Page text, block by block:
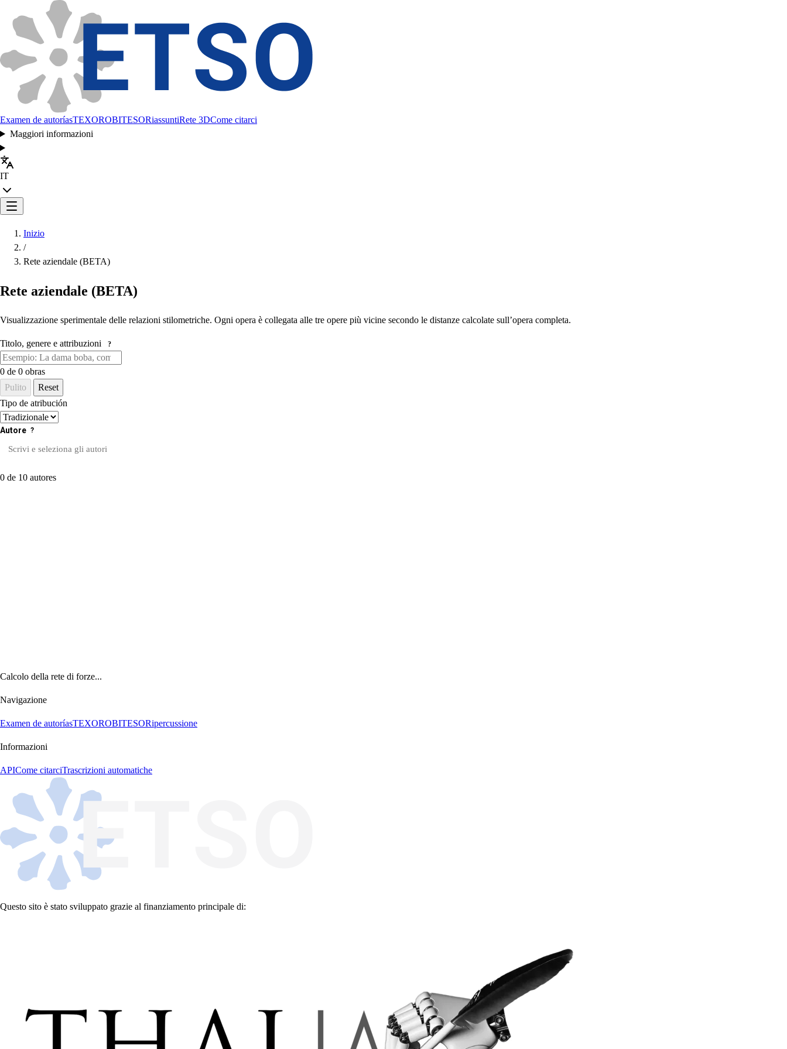
Examen de autoríasTEXOROBITESORiassuntiRete 3DCome citarci
Maggiori informazioni
IT
Inizio
/
Rete aziendale (BETA)
Rete aziendale (BETA)
Visualizzazione sperimentale delle relazioni stilometriche. Ogni opera è collegata alle tre opere più vicine secondo le distanze calcolate sull’opera completa.
Titolo, genere e attribuzioni ?
0 de 0 obras
Pulito
Reset
Tipo de atribución
Autore ?
0 de 10 autores
Calcolo della rete di forze...
Navigazione
Examen de autoríasTEXOROBITESORipercussione
Informazioni
APICome citarciTrascrizioni automatiche
Questo sito è stato sviluppato grazie al finanziamento principale di: